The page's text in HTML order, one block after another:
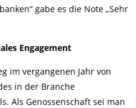
gabe es die Note „Sehr
Engagement
im vergangenen Jahr von
in der Branche
Als Genossenschaft sei man